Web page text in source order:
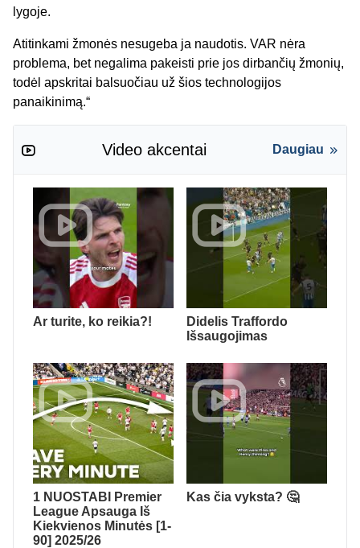
lygoje.
Atitinkami žmonės nesugeba ja naudotis. VAR nėra
problema, bet negalima pakeisti prie jos dirbančių žmonių,
todėl apskritai balsuočiau už šios technologijos
panaikinimą.“
Video akcentai Daugiau
Ar turite, ko reikia?!
Didelis Traffordo
Išsaugojimas
1 NUOSTABI Premier
League Apsauga Iš
Kiekvienos Minutės [1-
90] 2025/26
Kas čia vyksta? 🤔